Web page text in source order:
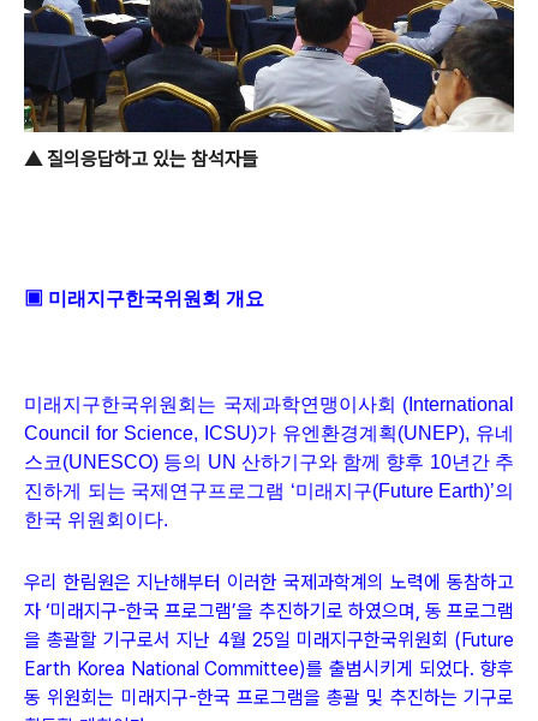
▲ 질의응답하고 있는 참석자들
▣ 미래지구한국위원회 개요
미래지구한국위원회는 국제과학연맹이사회 (International
Council for Science, ICSU)가 유엔환경계획(UNEP), 유네
스코(UNESCO) 등의 UN 산하기구와 함께 향후 10년간 추
진하게 되는 국제연구프로그램 ‘미래지구(Future Earth)’의
한국 위원회이다.
우리 한림원은 지난해부터 이러한 국제과학계의 노력에 동참하고
자 ‘미래지구-한국 프로그램’을 추진하기로 하였으며, 동 프로그램
을 총괄할 기구로서 지난 4월 25일 미래지구한국위원회 (Future
Earth Korea National Committee)를 출범시키게 되었다. 향후
동 위원회는 미래지구-한국 프로그램을 총괄 및 추진하는 기구로